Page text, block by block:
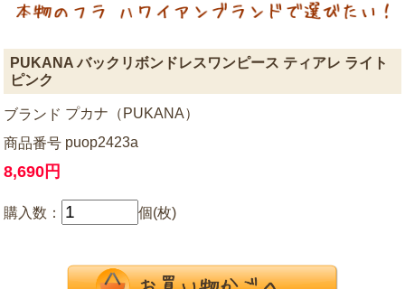
PUKANA バックリボンドレスワンピース ティアレ ライト
ピンク
ブランド プカナ（PUKANA）
商品番号 puop2423a
8,690円
購入数： 個(枚)